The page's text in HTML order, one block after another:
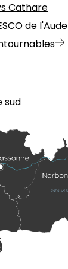
Cathare
de l'Aude
sud